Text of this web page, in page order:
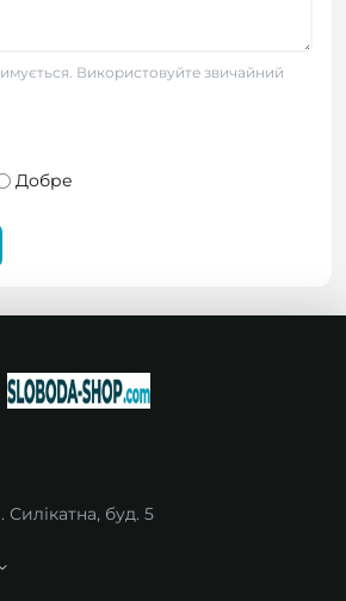
Використовуйте звичайний
Добре
Силікатна, буд. 5